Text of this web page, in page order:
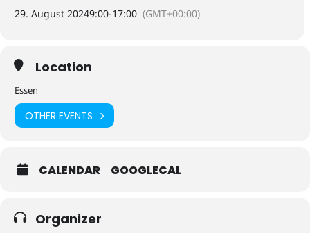
29. August 20249:00-17:00 (GMT+00:00)
Location
Essen
OTHER EVENTS
CALENDAR GOOGLECAL
Organizer